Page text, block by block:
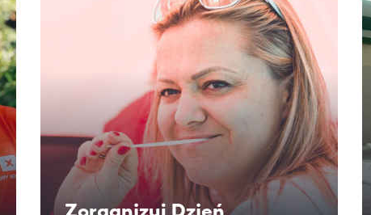
Zorganizuj Dzień